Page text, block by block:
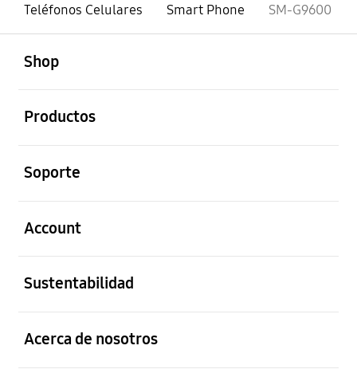
Teléfonos Celulares Smart Phone SM-G9600
Shop
Productos
Soporte
Account
Sustentabilidad
Acerca de nosotros